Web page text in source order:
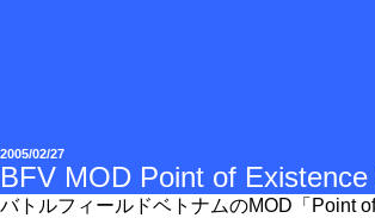
2005/02/27
BFV MOD Point of Existence
バトルフィールドベトナムのMOD「Point